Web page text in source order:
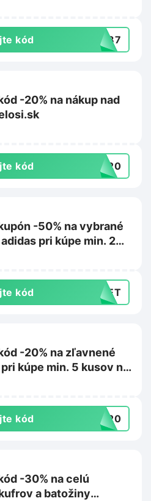
kód PW87
-20% na nákup nad
kód RA20
-50% na vybrané
pri kúpe min. 2
kód CRET
-20% na zľavnené
kúpe min. 5 kusov na
kód RA20
-30% na celú
a batožiny